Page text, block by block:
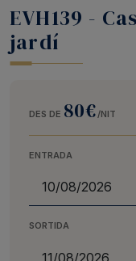
EVH139 -
jardí
DES DE 80€/NIT
ENTRADA
SORTIDA